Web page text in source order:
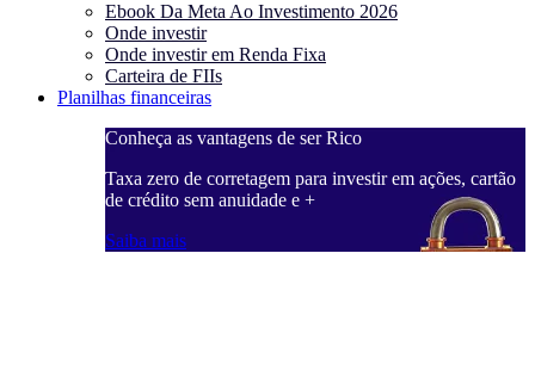
Ebook Da Meta Ao Investimento 2026
Onde investir
Onde investir em Renda Fixa
Carteira de FIIs
Planilhas financeiras
Conheça as vantagens de ser Rico
Taxa zero de corretagem para investir em ações, cartão
de crédito sem anuidade e +
Saiba mais